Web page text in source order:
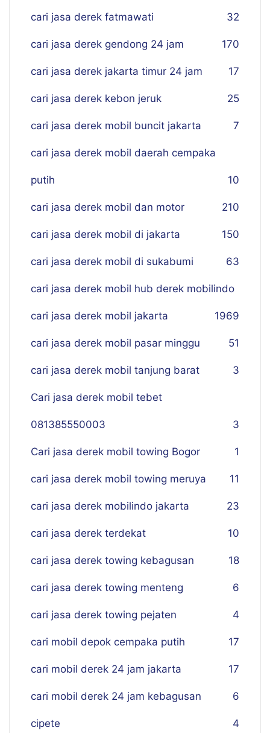
cari jasa derek fatmawati 32
cari jasa derek gendong 24 jam 170
cari jasa derek jakarta timur 24 jam 17
cari jasa derek kebon jeruk 25
cari jasa derek mobil buncit jakarta 7
cari jasa derek mobil daerah cempaka
putih 10
cari jasa derek mobil dan motor 210
cari jasa derek mobil di jakarta 150
cari jasa derek mobil di sukabumi 63
cari jasa derek mobil hub derek mobilindo
69
cari jasa derek mobil jakarta 19
cari jasa derek mobil pasar minggu 51
cari jasa derek mobil tanjung barat 3
Cari jasa derek mobil tebet
081385550003 3
Cari jasa derek mobil towing Bogor 1
cari jasa derek mobil towing meruya 11
cari jasa derek mobilindo jakarta 23
cari jasa derek terdekat 10
cari jasa derek towing kebagusan 18
cari jasa derek towing menteng 6
cari jasa derek towing pejaten 4
cari mobil depok cempaka putih 17
cari mobil derek 24 jam jakarta 17
cari mobil derek 24 jam kebagusan 6
cipete 4